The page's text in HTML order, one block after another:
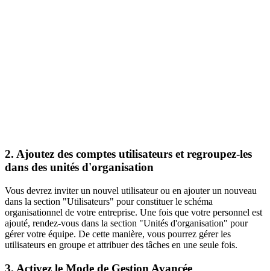
2. Ajoutez des comptes utilisateurs et regroupez-les
dans des unités d'organisation
Vous devrez inviter un nouvel utilisateur ou en ajouter un nouveau
dans la section "Utilisateurs" pour constituer le schéma
organisationnel de votre entreprise. Une fois que votre personnel est
ajouté, rendez-vous dans la section "Unités d'organisation" pour
gérer votre équipe. De cette manière, vous pourrez gérer les
utilisateurs en groupe et attribuer des tâches en une seule fois.
3. Activez le Mode de Gestion Avancée